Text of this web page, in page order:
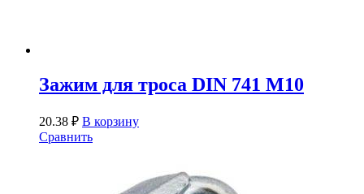
Зажим для троса DIN 741 М10
20.38 ₽ В корзину
Сравнить